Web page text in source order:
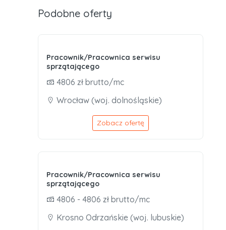
Podobne oferty
Pracownik/Pracownica serwisu
sprzątającego
4806 zł brutto/mc
Wrocław (woj. dolnośląskie)
Zobacz ofertę
Pracownik/Pracownica serwisu
sprzątającego
4806 - 4806 zł brutto/mc
Krosno Odrzańskie (woj. lubuskie)